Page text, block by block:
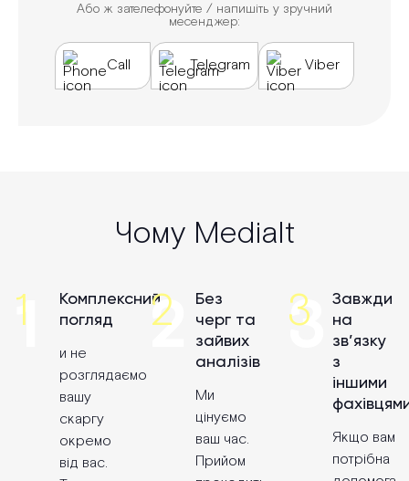
Або ж зателефонуйте / напишіть у зручний
месенджер:
Call Telegram Viber
Чому Medialt
Комплексний
погляд
и не
розглядаємо
вашу
скаргу
окремо
від вас.
Без
черг та
зайвих
аналізів
Ми
цінуємо
ваш час.
Прийом
Завжди
на
зв’язку
з
іншими
Якщо вам
потрібна